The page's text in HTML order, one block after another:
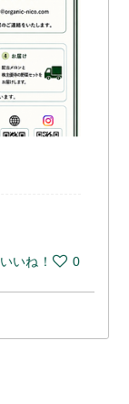
いいね！ 0